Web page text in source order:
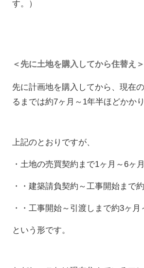
す。）
＜先に土地を購入してから住替え＞
先に計画地を購入してから、現在
るまでは約7ヶ月～1年半ほどかかり
上記のとおりですが、
・土地の売買契約まで1ヶ月～6ヶ月
・・建築請負契約～工事開始まで
・・工事開始～引渡しまで約3ヶ月
という形です。